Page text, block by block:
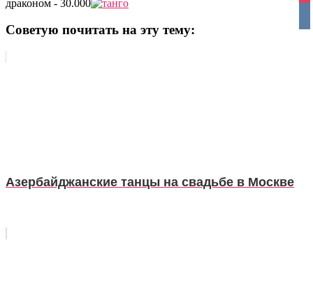
драконом - 30.000
Советую почитать на эту тему:
Азербайджанские танцы на свадьбе в Москве